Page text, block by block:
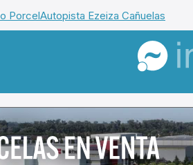
PorcelAutopista Ezeiza Cañuelas